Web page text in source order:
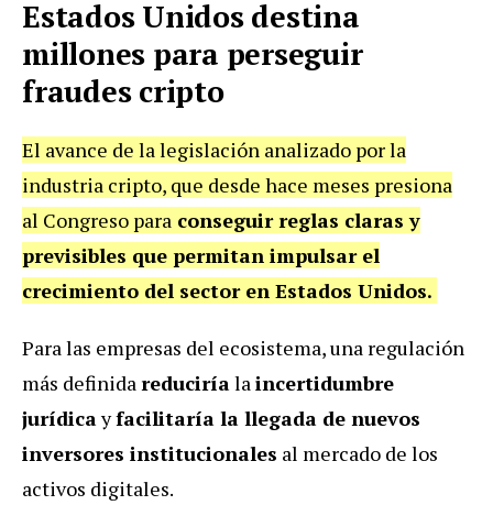
Estados Unidos destina
millones para perseguir
fraudes cripto
El avance de la legislación analizado por la
industria cripto, que desde hace meses presiona
al Congreso para conseguir reglas claras y
previsibles que permitan impulsar el
crecimiento del sector en Estados Unidos.
Para las empresas del ecosistema, una regulación
más definidareduciríalaincertidumbre
jurídicayfacilitaría la llegada de nuevos
inversores institucionales al mercado de los
activos digitales.